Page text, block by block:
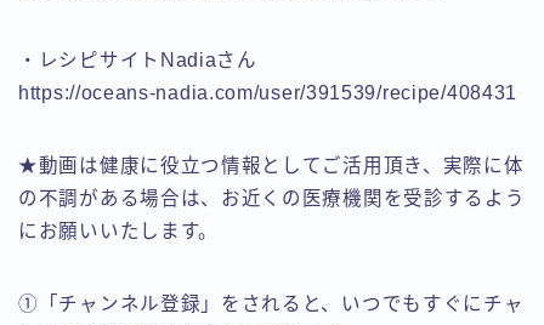
・レシピサイトNadiaさん
https://oceans-nadia.com/user/391539/recipe/408431
★動画は健康に役立つ情報としてご活用頂き、実際に体
の不調がある場合は、お近くの医療機関を受診するよう
にお願いいたします。
①「チャンネル登録」をされると、いつでもすぐにチャ